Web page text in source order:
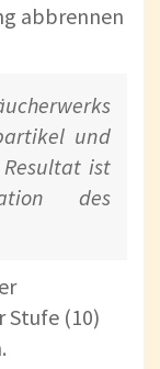
abbrennen
und
ist
des
Stufe (10)